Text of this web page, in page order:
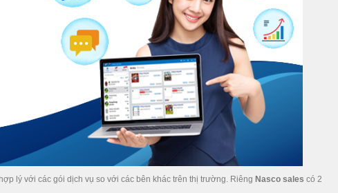
lý với các gói dịch vụ so với các bên khác trên thị trường. Riêng Nasco sales có 2